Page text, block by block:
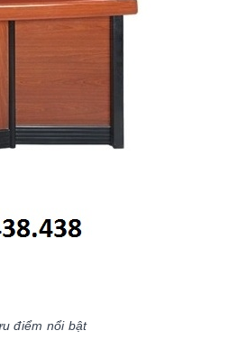
điểm nổi bật